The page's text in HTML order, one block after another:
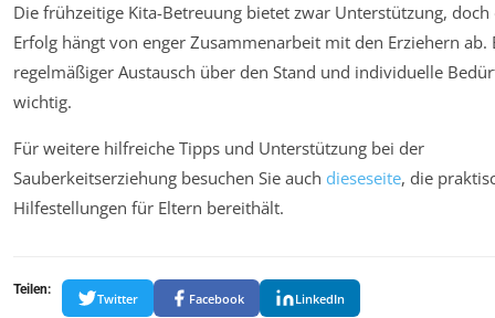
Die frühzeitige Kita-Betreuung bietet zwar Unterstützung, doch
Erfolg hängt von enger Zusammenarbeit mit den Erziehern ab.
regelmäßiger Austausch über den Stand und individuelle
wichtig.
Für weitere hilfreiche Tipps und Unterstützung bei der
Sauberkeitserziehung besuchen Sie auch dieseseite, die
Hilfestellungen für Eltern bereithält.
Teilen:
Twitter Facebook LinkedIn